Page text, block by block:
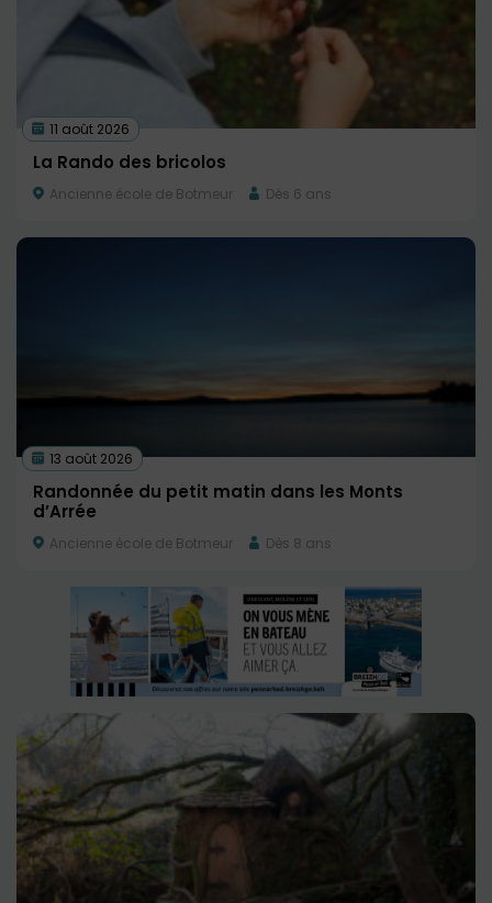
11 août 2026
La Rando des bricolos
Ancienne école de Botmeur Dès 6 ans
13 août 2026
Randonnée du petit matin dans les Monts
d’Arrée
Ancienne école de Botmeur Dès 8 ans